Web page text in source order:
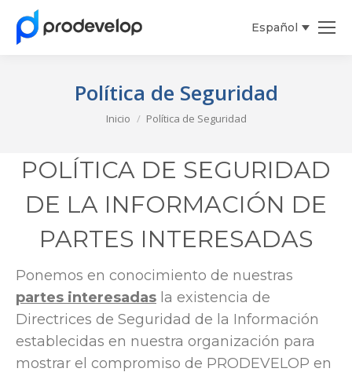
Español
Política de Seguridad
Inicio Política de Seguridad
POLÍTICA DE SEGURIDAD
DE LA INFORMACIÓN DE
PARTES INTERESADAS
Ponemos en conocimiento de nuestras
partes interesadas la existencia de
Directrices de Seguridad de la Información
establecidas en nuestra organización para
mostrar el compromiso de PRODEVELOP en